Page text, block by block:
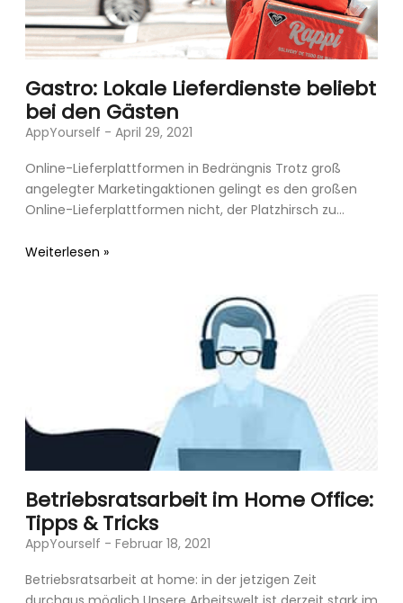
Gastro: Lokale Lieferdienste beliebt
bei den Gästen
AppYourself
April 29, 2021
Online-Lieferplattformen in Bedrängnis Trotz groß
angelegter Marketingaktionen gelingt es den großen
Online-Lieferplattformen nicht, der Platzhirsch zu
unverständlich, schließlich
Weiterlesen »
Betriebsratsarbeit im Home Office:
Tipps & Tricks
AppYourself
Februar 18, 2021
Betriebsratsarbeit at home: in der jetzigen Zeit